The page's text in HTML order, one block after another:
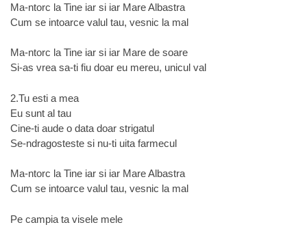
Ma-ntorc la Tine iar si iar Mare Albastra
Cum se intoarce valul tau, vesnic la mal
Ma-ntorc la Tine iar si iar Mare de soare
Si-as vrea sa-ti fiu doar eu mereu, unicul val
2.Tu esti a mea
Eu sunt al tau
Cine-ti aude o data doar strigatul
Se-ndragosteste si nu-ti uita farmecul
Ma-ntorc la Tine iar si iar Mare Albastra
Cum se intoarce valul tau, vesnic la mal
Pe campia ta visele mele